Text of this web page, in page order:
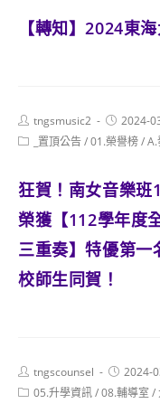
【轉知】2024東
Post
author:
tngsmusic2
Post
published:
2024-
Post _置頂公告/01.榮譽榜/A.
狂賀！南女音樂班
榮獲【112學年度
三重奏】特優第一
校師生同賀！
Post
author:
tngscounsel
Post
published:
2024-
Post05.升學資訊/08.輔導室 /